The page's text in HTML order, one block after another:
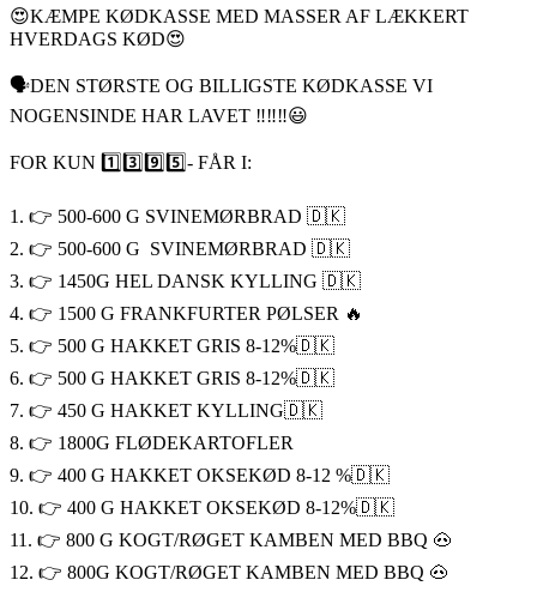
😍KÆMPE KØDKASSE MED MASSER AF LÆKKERT
HVERDAGS KØD😍
🗣DEN STØRSTE OG BILLIGSTE KØDKASSE VI
NOGENSINDE HAR LAVET ‼️‼️‼️😃
FOR KUN 1️⃣3️⃣9️⃣5️⃣- FÅR I:
1. 👉 500-600 G SVINEMØRBRAD 🇩🇰
2. 👉 500-600 G SVINEMØRBRAD 🇩🇰
3. 👉 1450G HEL DANSK KYLLING 🇩🇰
4. 👉 1500 G FRANKFURTER PØLSER 🔥
5. 👉 500 G HAKKET GRIS 8-12%🇩🇰
6. 👉 500 G HAKKET GRIS 8-12%🇩🇰
7. 👉 450 G HAKKET KYLLING🇩🇰
8. 👉 1800G FLØDEKARTOFLER
9. 👉 400 G HAKKET OKSEKØD 8-12 %🇩🇰
10. 👉 400 G HAKKET OKSEKØD 8-12%🇩🇰
11. 👉 800 G KOGT/RØGET KAMBEN MED BBQ 🐽
12. 👉 800G KOGT/RØGET KAMBEN MED BBQ 🐽